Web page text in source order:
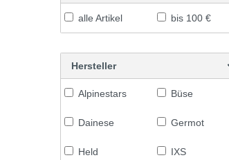
alle Artikel bis 100 €
Hersteller
Alpinestars Büse
Dainese Germot
Held IXS